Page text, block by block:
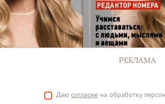
РЕКЛАМА
Даю согласие на обработку